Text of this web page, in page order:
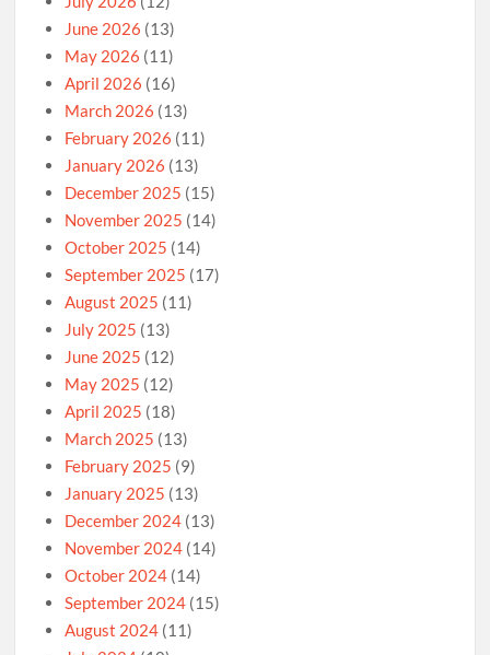
June 2026 (13)
May 2026 (11)
April 2026 (16)
March 2026 (13)
February 2026 (11)
January 2026 (13)
December 2025 (15)
November 2025 (14)
October 2025 (14)
September 2025 (17)
August 2025 (11)
July 2025 (13)
June 2025 (12)
May 2025 (12)
April 2025 (18)
March 2025 (13)
February 2025 (9)
January 2025 (13)
December 2024 (13)
November 2024 (14)
October 2024 (14)
September 2024 (15)
August 2024 (11)